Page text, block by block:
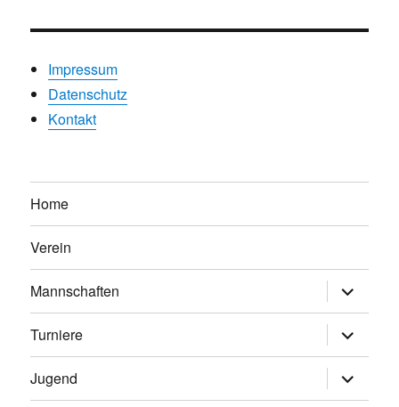
Impressum
Datenschutz
Kontakt
Home
Verein
Mannschaften
anzeigen
Turniere
anzeigen
Jugend
anzeigen